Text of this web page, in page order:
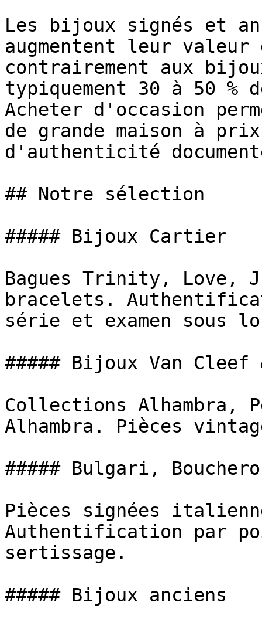
Les bijoux signés et
augmentent leur valeur
contrairement aux
typiquement 30 à 50
Acheter d'occasion
de grande maison à
d'authenticité
## Notre sélection
##### Bijoux Cartier
Bagues Trinity, Love,
bracelets.
série et examen sous
##### Bijoux Van Cleef
Collections Alhambra,
Alhambra. Pièces
##### Bulgari,
Pièces signées
Authentification par
sertissage.
##### Bijoux anciens